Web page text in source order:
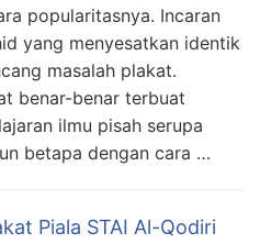
popularitasnya. Incaran
yang menyesatkan identik
masalah plakat.
benar-benar terbuat
ilmu pisah serupa
betapa dengan cara …
Piala STAI Al-Qodiri